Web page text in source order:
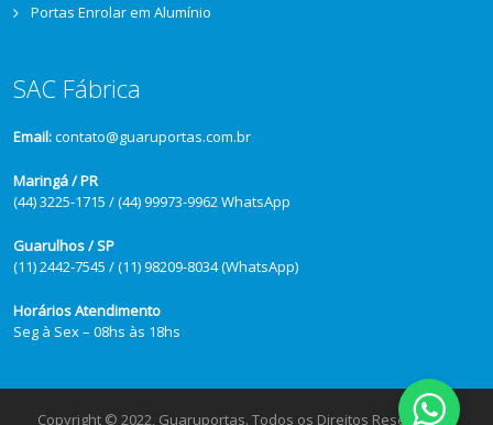
Portas Enrolar em Alumínio
SAC Fábrica
Email:contato@guaruportas.com.br
Maringá / PR
(44) 3225-1715 / (44) 99973-9962 WhatsApp
Guarulhos / SP
(11) 2442-7545 / (11) 98209-8034 (WhatsApp)
Horários Atendimento
Seg à Sex – 08hs às 18hs
Copyright © 2022, Guaruportas. Todos os Direitos Reservados.